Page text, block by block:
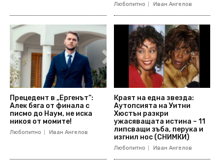
Любопитно Иван Ангелов
Прецедент в „Ергенът“:
Алек бяга от финала с
писмо до Наум, не иска
никоя от момите!
Любопитно Иван Ангелов
Краят на една звезда:
Аутопсията на Уитни
Хюстън разкри
ужасяващата истина – 11
липсващи зъба, перука и
изгнил нос (СНИМКИ)
Любопитно Иван Ангелов